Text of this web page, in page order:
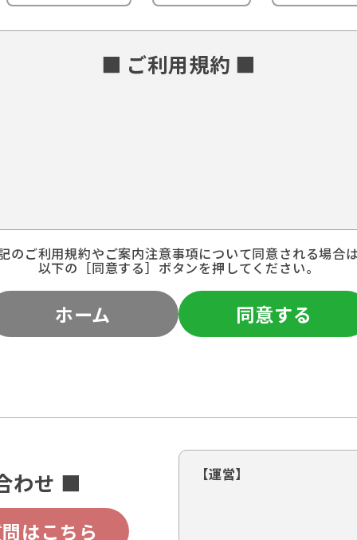
■ ご利用規約 ■
のご利用規約やご案内注意事項について同意される場合
以下の［同意する］ボタンを押してください。
ホーム 同意する
わせ ■
はこちら
【運営】